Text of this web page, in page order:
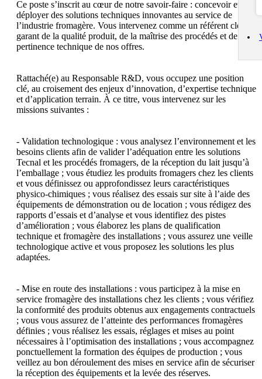
Ce poste s’inscrit au cœur de notre savoir-faire : concevoir et
déployer des solutions techniques innovantes au service de
l’industrie fromagère. Vous intervenez comme un référent clé,
garant de la qualité produit, de la maîtrise des procédés et de la
pertinence technique de nos offres.
Rattaché(e) au Responsable R&D, vous occupez une position
clé, au croisement des enjeux d’innovation, d’expertise technique
et d’application terrain. À ce titre, vous intervenez sur les
missions suivantes :
- Validation technologique : vous analysez l’environnement et les
besoins clients afin de valider l’adéquation entre les solutions
Tecnal et les procédés fromagers, de la réception du lait jusqu’à
l’emballage ; vous étudiez les produits fromagers chez les clients
et vous définissez ou approfondissez leurs caractéristiques
physico-chimiques ; vous réalisez des essais sur site à l’aide des
équipements de démonstration ou de location ; vous rédigez des
rapports d’essais et d’analyse et vous identifiez des pistes
d’amélioration ; vous élaborez les plans de qualification
technique et fromagère des installations ; vous assurez une veille
technologique active et vous proposez les solutions les plus
adaptées.
- Mise en route des installations : vous participez à la mise en
service fromagère des installations chez les clients ; vous vérifiez
la conformité des produits obtenus aux engagements contractuels
; vous vous assurez de l’atteinte des performances fromagères
définies ; vous réalisez les essais, réglages et mises au point
nécessaires à l’optimisation des installations ; vous accompagnez
ponctuellement la formation des équipes de production ; vous
veillez au bon déroulement des mises en service afin de sécuriser
la réception des équipements et la levée des réserves.